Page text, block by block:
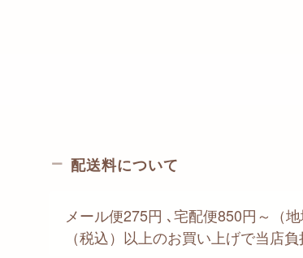
配送料について
メール便275円 ､宅配便850円～（
（税込）以上のお買い上げで当店